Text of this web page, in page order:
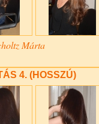
Márta
4. (HOSSZÚ)